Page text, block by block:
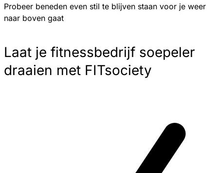
Probeer beneden even stil te blijven staan voor je weer
naar boven gaat
Laat je fitnessbedrijf soepeler
draaien met FITsociety